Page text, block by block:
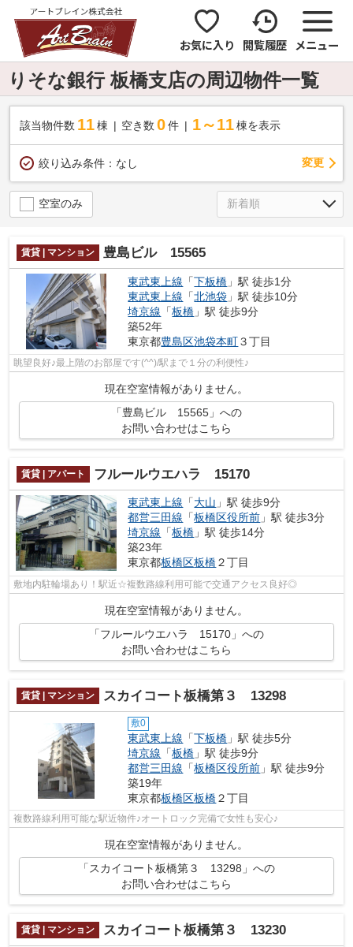
お気に入り 閲覧履歴 メニュー
りそな銀行 板橋支店の周辺物件一覧
該当物件数 11棟 空き数 0 件 1～11 棟を表示
絞り込み条件： なし 変更
空室のみ
賃貸 | マンション 豊島ビル 15565
東武東上線 「下板橋 」駅 徒歩1分
東武東上線 「北池袋 」駅 徒歩10分
埼京線 「板橋 」駅 徒歩9分
築52年
東京都豊島区池袋本町３丁目
眺望良好♪最上階のお部屋です(^^)/駅まで１分の利便性♪
現在空室情報がありません。
「豊島ビル 15565」への
お問い合わせはこちら
賃貸 | アパート フルールウエハラ 15170
東武東上線 「大山 」駅 徒歩9分
都営三田線 「板橋区役所前 」駅 徒歩3分
埼京線 「板橋 」駅 徒歩14分
築23年
東京都板橋区板橋２丁目
敷地内駐輪場あり！駅近☆複数路線利用可能で交通アクセス良好◎
現在空室情報がありません。
「フルールウエハラ 15170」への
お問い合わせはこちら
賃貸 | マンション スカイコート板橋第３ 13298
敷0
東武東上線 「下板橋 」駅 徒歩5分
埼京線 「板橋 」駅 徒歩9分
都営三田線 「板橋区役所前 」駅 徒歩9分
築19年
東京都板橋区板橋２丁目
複数路線利用可能な駅近物件♪オートロック完備で女性も安心♪
現在空室情報がありません。
「スカイコート板橋第３ 13298」への
お問い合わせはこちら
賃貸 | マンション スカイコート板橋第３ 13230